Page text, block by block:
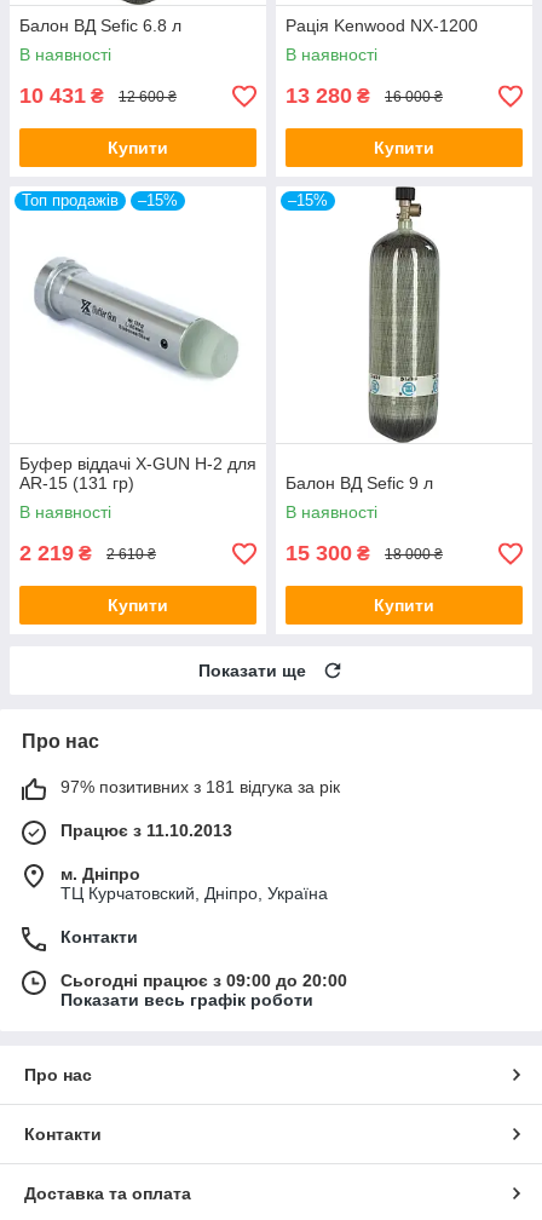
Балон ВД Sefic 6.8 л
В наявності
10 431 ₴ 12 600 ₴
Купити
Рація Kenwood NX-1200
В наявності
13 280 ₴ 16 000 ₴
Купити
Топ продажів –15%
Буфер віддачі X-GUN H-2 для
AR-15 (131 гр)
В наявності
2 219 ₴ 2 610 ₴
Купити
–15%
Балон ВД Sefic 9 л
В наявності
15 300 ₴ 18 000 ₴
Купити
Показати ще
Про нас
97% позитивних з 181 відгука за рік
Працює з 11.10.2013
м. Дніпро
ТЦ Курчатовский, Дніпро, Україна
Контакти
Сьогодні працює з 09:00 до 20:00
Показати весь графік роботи
Про нас
Контакти
Доставка та оплата